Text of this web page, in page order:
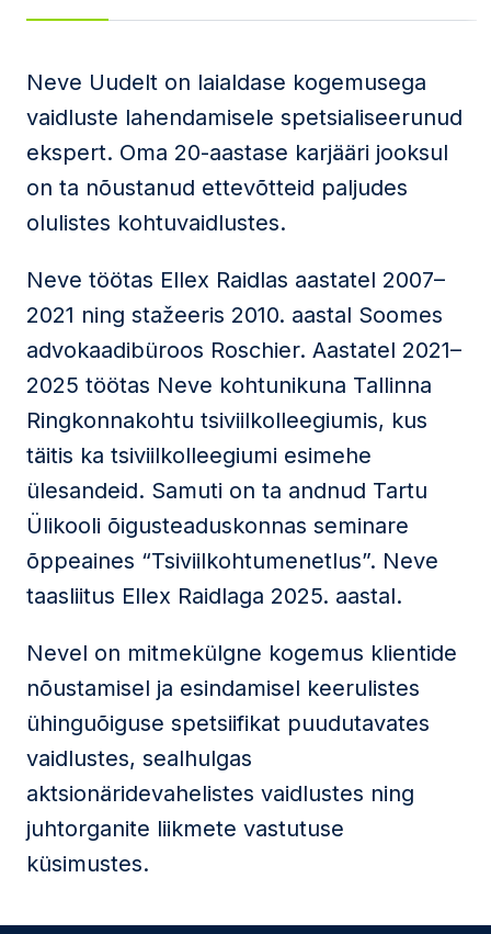
Nõustun privaatsuspoliitika
kasutustingimustega
Seda veebilehte kaitseb reCAPTCHA ning kehtivad
Google'iprivaatsuspoliitikajateenusetingimused
Neve Uudelt on laialdase kogemusega
vaidluste lahendamisele spetsialiseerunud
ekspert. Oma 20-aastase karjääri jooksul
on ta nõustanud ettevõtteid paljudes
olulistes kohtuvaidlustes.
Neve töötas Ellex Raidlas aastatel 2007–
2021 ning stažeeris 2010. aastal Soomes
advokaadibüroos Roschier. Aastatel 2021–
2025 töötas Neve kohtunikuna Tallinna
Ringkonnakohtu tsiviilkolleegiumis, kus
täitis ka tsiviilkolleegiumi esimehe
ülesandeid. Samuti on ta andnud Tartu
Ülikooli õigusteaduskonnas seminare
õppeaines “Tsiviilkohtumenetlus”. Neve
taasliitus Ellex Raidlaga 2025. aastal.
Nevel on mitmekülgne kogemus klientide
nõustamisel ja esindamisel keerulistes
ühinguõiguse spetsiifikat puudutavates
vaidlustes, sealhulgas
aktsionäridevahelistes vaidlustes ning
juhtorganite liikmete vastutuse
küsimustes.